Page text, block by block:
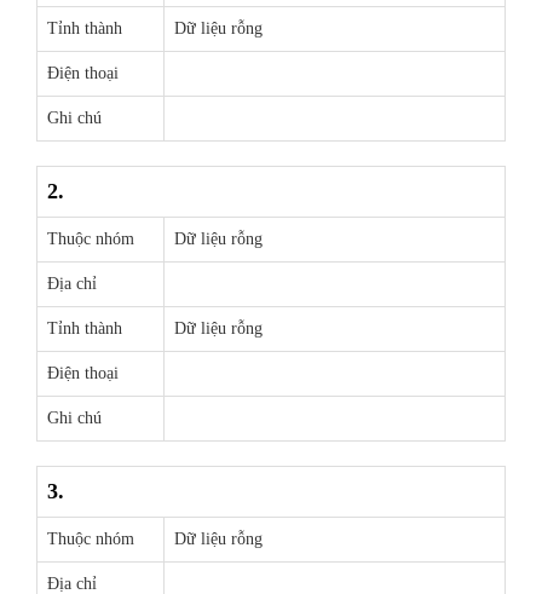
Tỉnh thành Dữ liệu rỗng
Điện thoại
Ghi chú
2.
Thuộc nhóm Dữ liệu rỗng
Địa chỉ
Tỉnh thành Dữ liệu rỗng
Điện thoại
Ghi chú
3.
Thuộc nhóm Dữ liệu rỗng
Địa chỉ